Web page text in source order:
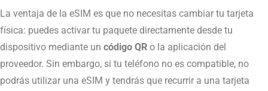
La ventaja de la eSIM es que no necesitas cambiar tu tarjeta
física: puedes activar tu paquete directamente desde tu
dispositivo mediante un código QR o la aplicación del
proveedor. Sin embargo, si tu teléfono no es compatible, no
podrás utilizar una eSIM y tendrás que recurrir a una tarjeta